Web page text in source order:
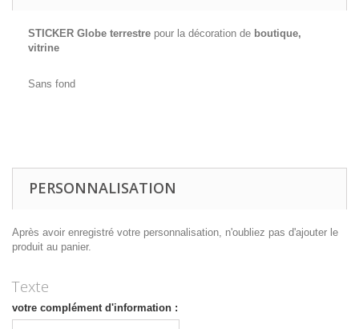
STICKER Globe terrestre pour la décoration de boutique,
vitrine
Sans fond
PERSONNALISATION
Après avoir enregistré votre personnalisation, n'oubliez pas d'ajouter le
produit au panier.
Texte
votre complément d'information :